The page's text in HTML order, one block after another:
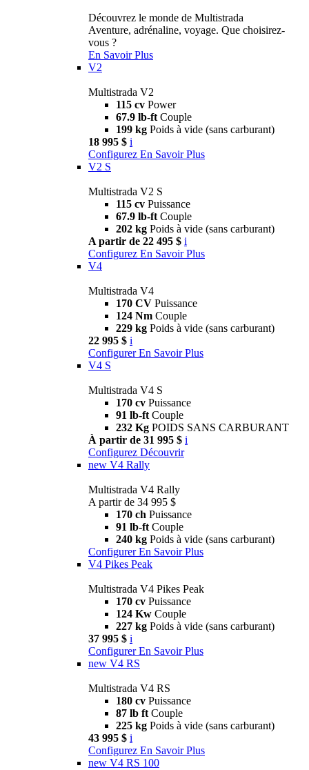
Découvrez le monde de Multistrada
Aventure, adrénaline, voyage. Que choisirez-
vous ?
En Savoir Plus
V2
Multistrada V2
115 cv Power
67.9 lb-ft Couple
199 kg Poids à vide (sans carburant)
18 995 $ i
Configurez En Savoir Plus
V2 S
Multistrada V2 S
115 cv Puissance
67.9 lb-ft Couple
202 kg Poids à vide (sans carburant)
A partir de 22 495 $ i
Configurez En Savoir Plus
V4
Multistrada V4
170 CV Puissance
124 Nm Couple
229 kg Poids à vide (sans carburant)
22 995 $ i
Configurer En Savoir Plus
V4 S
Multistrada V4 S
170 cv Puissance
91 lb-ft Couple
232 Kg POIDS SANS CARBURANT
À partir de 31 995 $ i
Configurez Découvrir
new V4 Rally
Multistrada V4 Rally
A partir de 34 995 $
170 ch Puissance
91 lb-ft Couple
240 kg Poids à vide (sans carburant)
Configurer En Savoir Plus
V4 Pikes Peak
Multistrada V4 Pikes Peak
170 cv Puissance
124 Kw Couple
227 kg Poids à vide (sans carburant)
37 995 $ i
Configurer En Savoir Plus
new V4 RS
Multistrada V4 RS
180 cv Puissance
87 lb ft Couple
225 kg Poids à vide (sans carburant)
43 995 $ i
Configurez En Savoir Plus
new V4 RS 100